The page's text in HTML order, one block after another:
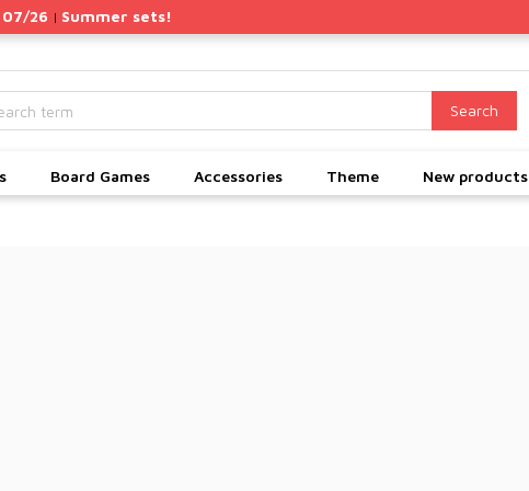
07/26 | Summer sets!
Search
Board Games Accessories Theme New products